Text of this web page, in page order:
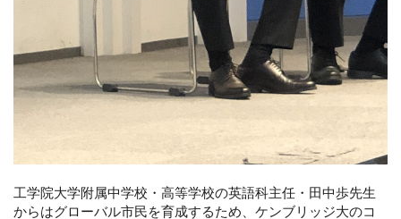
工学院大学附属中学校・高等学校の英語科主任・田中歩先生
からはグローバル市民を育成するため、ケンブリッジ大のコ